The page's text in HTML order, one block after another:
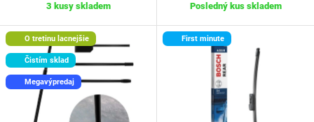
3 kusy skladem Posledný kus skladem
O tretinu lacnejšie
Čistím sklad
Megavýpredaj
First minute